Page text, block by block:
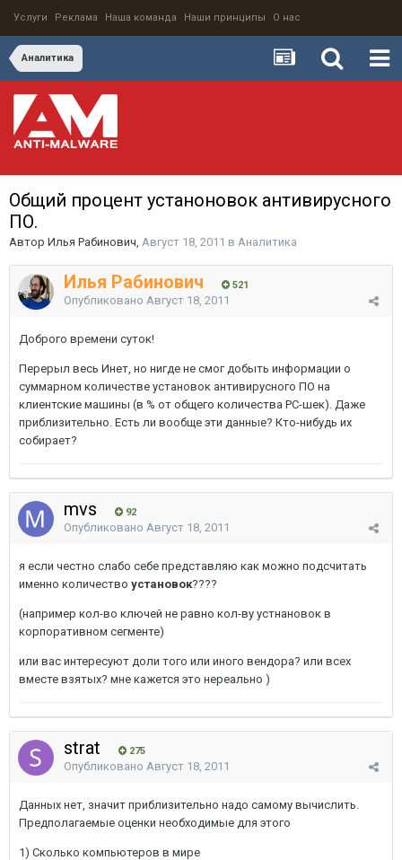
Услуги Реклама Наша команда Наши принципы О нас
Аналитика
Общий процент устаноновок антивирусного
ПО.
Автор Илья Рабинович, Август 18, 2011 в Аналитика
Илья Рабинович 521
Опубликовано Август 18, 2011
Доброго времени суток!
Перерыл весь Инет, но нигде не смог добыть информации о
суммарном количестве установок антивирусного ПО на
клиентские машины (в % от общего количества PC-шек). Даже
приблизительно. Есть ли вообще эти данные? Кто-нибудь их
собирает?
mvs 92
Опубликовано Август 18, 2011
я если честно слабо себе представляю как можно подсчитать
именно количество установок????
(например кол-во ключей не равно кол-ву устнановок в
корпоративном сегменте)
или вас интересуют доли того или иного вендора? или всех
вместе взятых? мне кажется это нереально )
strat 275
Опубликовано Август 18, 2011
Данных нет, значит приблизительно надо самому вычислить.
Предполагаемые оценки необходимые для этого
1) Сколько компьютеров в мире